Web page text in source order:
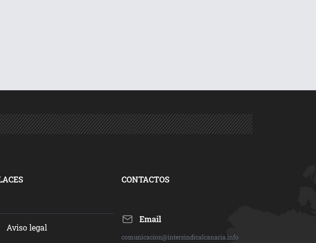
Aviso legal
CONTACTOS
Email
comunicacion@intersindicalcanaria.info